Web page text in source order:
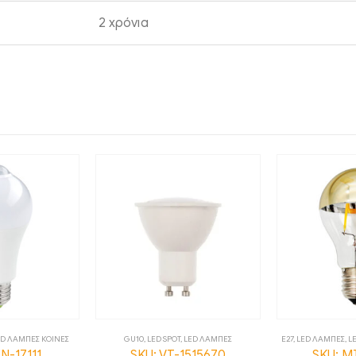
2 χρόνια
ΛΑΜΠΕΣ ΚΟΙΝΕΣ GU10, LED SPOT, LED ΛΑΜΠΕΣ E27, LED ΛΑΜΠΕΣ,